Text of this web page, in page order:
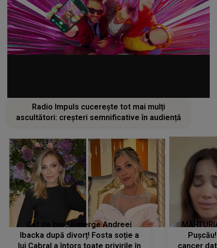
Radio Impuls cucerește tot mai mulți
ascultători: creșteri semnificative în audiență
Cât de bine îi merge Andreei
Ibacka după divorț! Fosta soție a
lui Cabral a întors toate privirile în
cancer